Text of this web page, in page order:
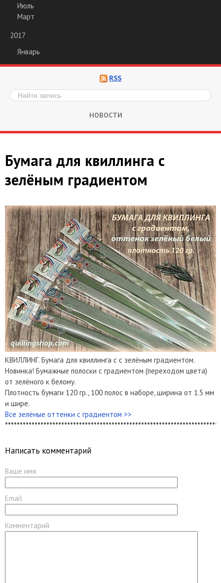
Июль
Март
2017
Январь
RSS
НОВОСТИ
Бумага для квиллинга с
зелёным градиентом
КВИЛЛИНГ. Бумага для квиллинга с с зелёным градиентом.
Новинка! Бумажные полоски с градиентом (переходом цвета)
от зелёного к белому.
Плотность бумаги 120 гр., 100 полос в наборе, ширина от 1.5 мм
и шире.
Все зелёные оттенки с градиентом >>
Написать комментарий
Ваше имя
Email
Комментарий